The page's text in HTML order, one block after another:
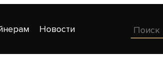
Новости